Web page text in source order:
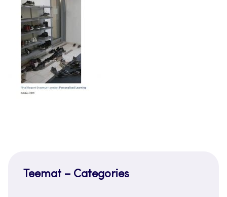
Teemat – Categories